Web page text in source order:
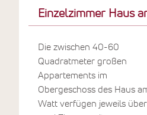
Einzelzimmer Haus
Die zwischen 40-60
Quadratmeter großen
Appartements im
Obergeschoss des Haus
Watt verfügen jeweils über